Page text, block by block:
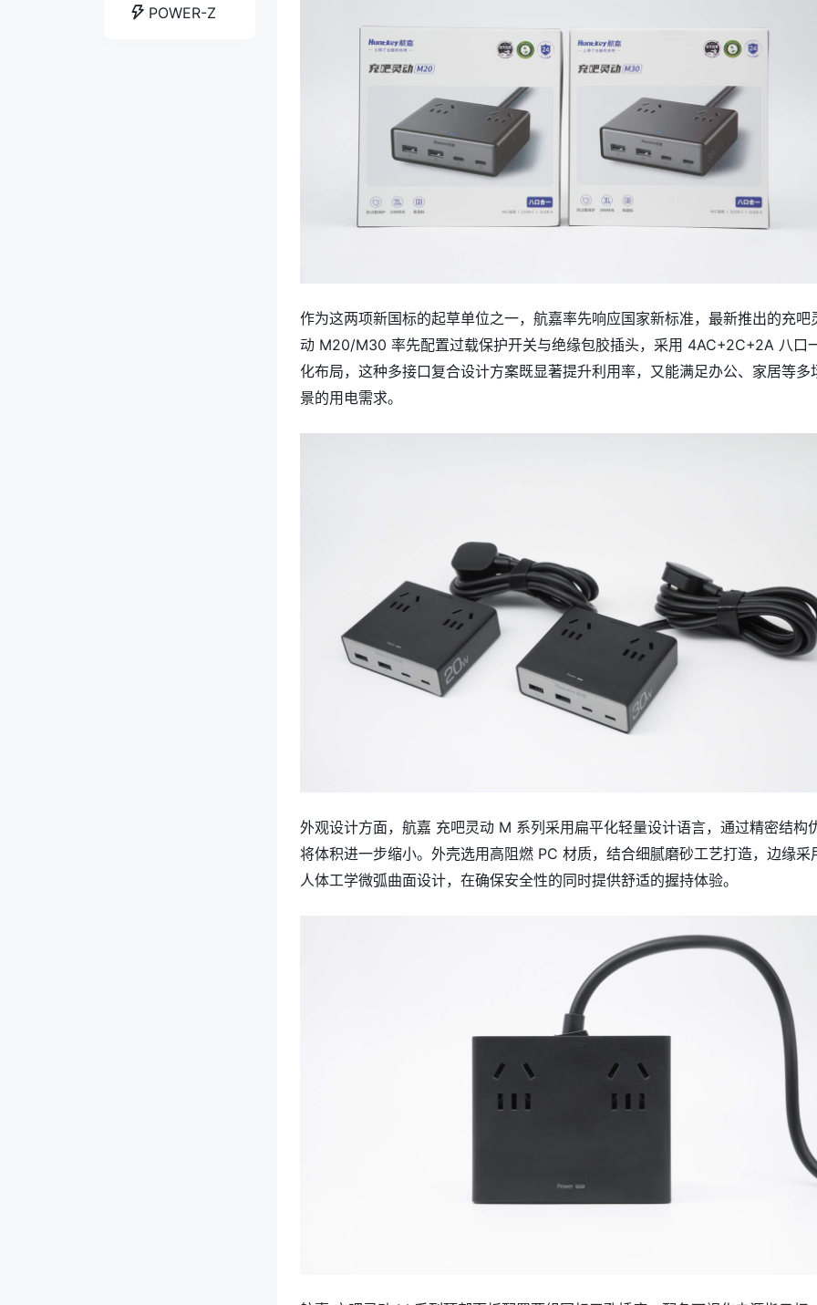
POWER-Z
作为这两项新国标的起草单位之一，航嘉率先响应国家新标准， 最新推出的充吧
动 M20/M30 率先配置过载保护开关与绝缘包胶插头，采用 4AC+2C+2A 八口
化布局，这种多接口复合设计方案既显著提升利用率，又能满足办公、家居等多
景的用电需求。
外观设计方面，航嘉 充吧灵动 M 系列采用扁平化轻量设计语言，通过精密结构
将体积进一步缩小。外壳选用高阻燃 PC 材质，结合细腻磨砂工艺打造，边缘采
人体工学微弧曲面设计，在确保安全性的同时提供舒适的握持体验。